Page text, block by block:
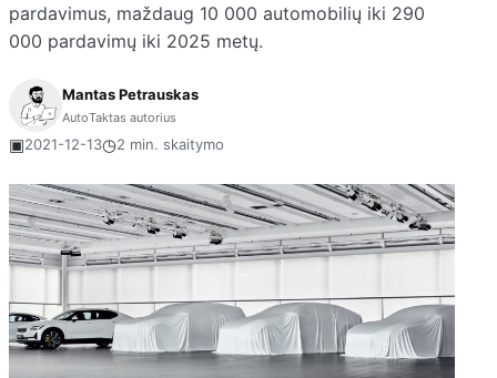
pardavimus, maždaug 10 000 automobilių iki 290
000 pardavimų iki 2025 metų.
Mantas Petrauskas
AutoTaktas autorius
▣2021-12-13◷2 min. skaitymo